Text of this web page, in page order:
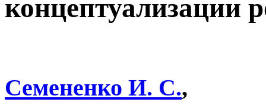
концептуализации
Семененко И. С.,